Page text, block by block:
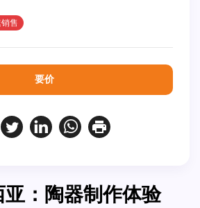
售
要价
：陶器制作体验